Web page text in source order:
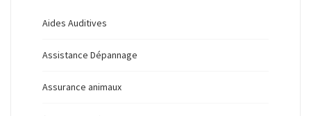
Aides Auditives
Assistance Dépannage
Assurance animaux